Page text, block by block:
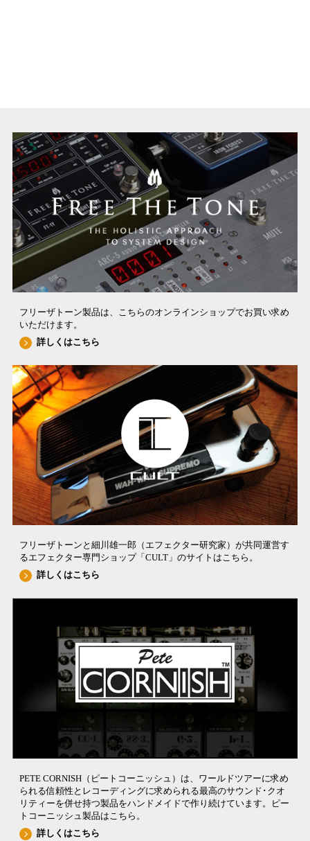
PETE CORNISH（ピートコーニッシュ）は、ワールドツアーに求め
られる信頼性とレコーディングに求められる最高のサウンド･クオ
リティーを併せ持つ製品をハンドメイドで作り続けています。ピー
トコーニッシュ製品はこちら。
詳しくはこちら
フリーザトーン製品は、こちらのオンラインショップでお買い求め
いただけます。
詳しくはこちら
フリーザトーンと細川雄一郎（エフェクター研究家）が共同運営す
るエフェクター専門ショップ「CULT」のサイトはこちら。
詳しくはこちら